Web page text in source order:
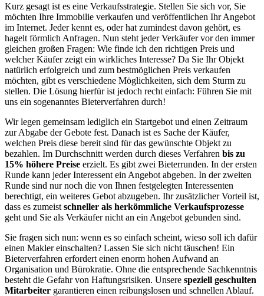
Kurz gesagt ist es eine Verkaufsstrategie. Stellen Sie sich vor, Sie
möchten Ihre Immobilie verkaufen und veröffentlichen Ihr Angebot
im Internet. Jeder kennt es, oder hat zumindest davon gehört, es
hagelt förmlich Anfragen. Nun steht jeder Verkäufer vor den immer
gleichen großen Fragen: Wie finde ich den richtigen Preis und
welcher Käufer zeigt ein wirkliches Interesse? Da Sie Ihr Objekt
natürlich erfolgreich und zum bestmöglichen Preis verkaufen
möchten, gibt es verschiedene Möglichkeiten, sich dem Sturm zu
stellen. Die Lösung hierfür ist jedoch recht einfach: Führen Sie mit
uns ein sogenanntes Bieterverfahren durch!
Wir legen gemeinsam lediglich ein Startgebot und einen Zeitraum
zur Abgabe der Gebote fest. Danach ist es Sache der Käufer,
welchen Preis diese bereit sind für das gewünschte Objekt zu
bezahlen. Im Durchschnitt werden durch dieses Verfahren bis zu
15% höhere Preise erzielt. Es gibt zwei Bieterrunden. In der ersten
Runde kann jeder Interessent ein Angebot abgeben. In der zweiten
Runde sind nur noch die von Ihnen festgelegten Interessenten
berechtigt, ein weiteres Gebot abzugeben. Ihr zusätzlicher Vorteil ist,
dass es zumeist schneller als herkömmliche Verkaufsprozesse
geht und Sie als Verkäufer nicht an ein Angebot gebunden sind.
Sie fragen sich nun: wenn es so einfach scheint, wieso soll ich dafür
einen Makler einschalten? Lassen Sie sich nicht täuschen! Ein
Bieterverfahren erfordert einen enorm hohen Aufwand an
Organisation und Bürokratie. Ohne die entsprechende Sachkenntnis
besteht die Gefahr von Haftungsrisiken. Unsere speziell geschulten
Mitarbeiter garantieren einen reibungslosen und schnellen Ablauf.